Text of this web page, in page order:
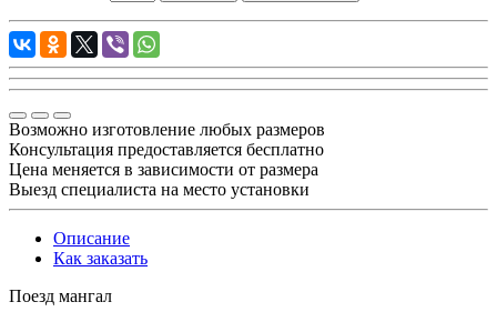
Возможно изготовление любых размеров
Консультация предоставляется бесплатно
Цена меняется в зависимости от размера
Выезд специалиста на место установки
Описание
Как заказать
Поезд мангал